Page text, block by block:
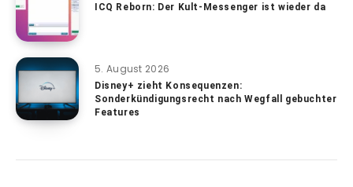
ICQ Reborn: Der Kult-Messenger ist wieder da
5. August 2026
Disney+ zieht Konsequenzen:
Sonderkündigungsrecht nach Wegfall gebuchter
Features